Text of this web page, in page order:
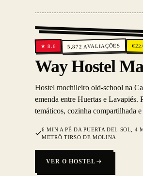
★8.6 5,872 AVALIAÇÕES €22
Way Hostel
Hostel mochileiro old-school na
emenda entre Huertas e Lavapiés.
temáticos, cozinha compartilhada
6 MIN A PÉ DA PUERTA DEL SOL, 4
METRÔ TIRSO DE MOLINA
VER O HOSTEL